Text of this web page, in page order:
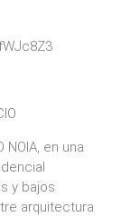
NOIA, en una
y bajos
arquitectura